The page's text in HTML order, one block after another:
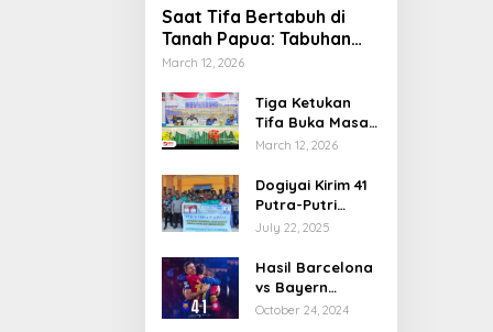
Saat Tifa Bertabuh di
Tanah Papua: Tabuhan
Tradisi yang Menyatukan
Sosial
March 12, 2026
Tiga Ketukan
Tifa Buka Masa
Depan Dogiyai,
Tebai Resmi
Mulai
Musrenbang
March 12, 2026
Dogiyai Kirim 41
Putra-Putri
Terbaik ke India
Komitmen Nyata
Bupati Dogiyai
Mencetak
July 22, 2025
Hasil Barcelona
vs Bayern
Munchen: 4-1
October 24, 2024